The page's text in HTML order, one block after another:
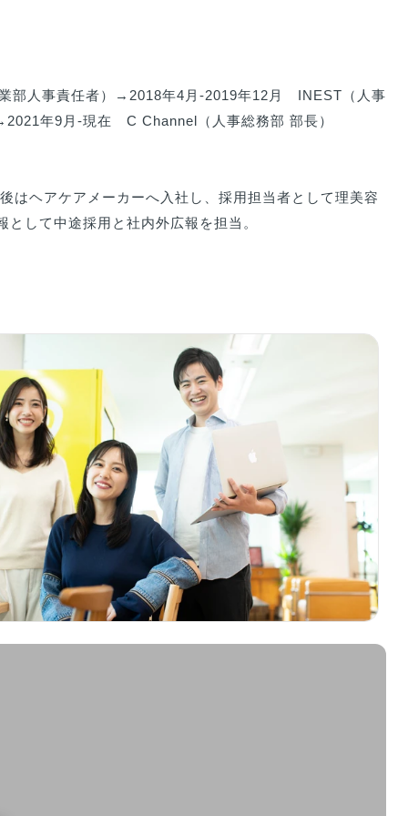
部人事責任者）→2018年4月-2019年12月　INEST（人事
年9月-現在　C Channel（人事総務部 部長）
はヘアケアメーカーへ入社し、採用担当者として理美容
して中途採用と社内外広報を担当。